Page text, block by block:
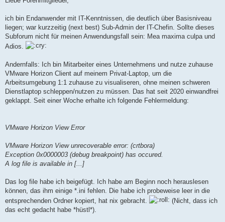
i
r
a
g
ich bin Endanwender mit IT-Kenntnissen, die deutlich über Basisniveau
liegen; war kurzzeitig (next best) Sub-Admin der IT-Chefin. Sollte dieses
Subforum nicht für meinen Anwendungsfall sein: Mea maxima culpa und
Adios.
Andernfalls: Ich bin Mitarbeiter eines Unternehmens und nutze zuhause
VMware Horizon Client auf meinem Privat-Laptop, um die
Arbeitsumgebung 1:1 zuhause zu visualiseren, ohne meinen schweren
Dienstlaptop schleppen/nutzen zu müssen. Das hat seit 2020 einwandfrei
geklappt. Seit einer Woche erhalte ich folgende Fehlermeldung:
VMware Horizon View Error
VMware Horizon View unrecoverable error: (crtbora)
Exception 0x0000003 (debug breakpoint) has occured.
A log file is available in [...]
Das log file habe ich beigefügt. Ich habe am Beginn noch herauslesen
können, das ihm einige *.ini fehlen. Die habe ich probeweise leer in die
entsprechenden Ordner kopiert, hat nix gebracht.
(Nicht, dass ich
das echt gedacht habe *hüstl*).